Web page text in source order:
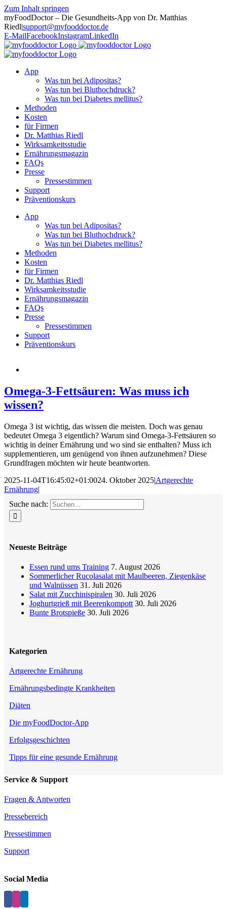
Zum Inhalt springen
myFoodDoctor – Die Gesundheits-App von Dr. Matthias
Riedl|support@myfooddoctor.de
E-MailFacebookInstagramLinkedIn
App
Was tun bei Adipositas?
Was tun bei Bluthochdruck?
Was tun bei Diabetes mellitus?
Methoden
Kosten
für Firmen
Dr. Matthias Riedl
Wirksamkeitsstudie
Ernährungsmagazin
FAQs
Presse
Pressestimmen
Support
Präventionskurs
App
Was tun bei Adipositas?
Was tun bei Bluthochdruck?
Was tun bei Diabetes mellitus?
Methoden
Kosten
für Firmen
Dr. Matthias Riedl
Wirksamkeitsstudie
Ernährungsmagazin
FAQs
Presse
Pressestimmen
Support
Präventionskurs
Omega-3-Fettsäuren: Was muss ich
wissen?
Omega 3 ist wichtig, das wissen die meisten. Doch was genau
bedeutet Omega 3 eigentlich? Warum sind Omega-3-Fettsäuren so
wichtig in deiner Ernährung und wo sind sie enthalten? Muss ich
supplementieren, um genügend von ihnen aufzunehmen? Diese
Grundfragen möchten wir heute beantworten.
2025-11-04T16:45:02+01:0024. Oktober 2025|Artgerechte
Ernährung|
Suche nach:
Neueste Beiträge
Essen rund ums Training 7. August 2026
Sommerlicher Rucolasalat mit Maulbeeren, Ziegenkäse
und Walnüssen 31. Juli 2026
Salat mit Zucchinispiralen 30. Juli 2026
Joghurtgrieß mit Beerenkompott 30. Juli 2026
Bunte Brotspieße 30. Juli 2026
Kategorien
Artgerechte Ernährung
Ernährungsbedingte Krankheiten
Diäten
Die myFoodDoctor-App
Erfolgsgeschichten
Tipps für eine gesunde Ernährung
Service & Support
Fragen & Antworten
Pressebereich
Pressestimmen
Support
Social Media